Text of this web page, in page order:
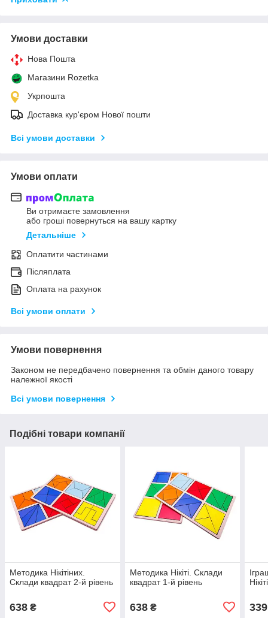
Умови доставки
Нова Пошта
Магазини Rozetka
Укрпошта
Доставка кур'єром Нової пошти
Всі умови доставки
Умови оплати
Ви отримаєте замовлення
або гроші повернуться на вашу картку
Детальніше
Оплатити частинами
Післяплата
Оплата на рахунок
Всі умови оплати
Умови повернення
Законом не передбачено повернення та обмін даного товару
належної якості
Всі умови повернення
Подібні товари компанії
Методика Нікітіних.
Склади квадрат 2-й рівень
638 ₴
Методика Нікіті. Склади
квадрат 1-й рівень
638₴ 339